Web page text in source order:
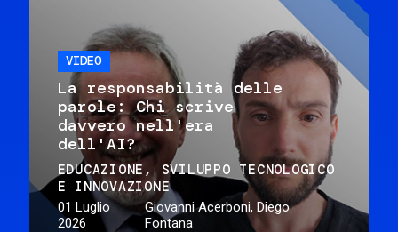
VIDEO
La responsabilità delle
parole: Chi scrive
davvero nell'era
dell'AI?
EDUCAZIONE
SVILUPPO TECNOLOGICO
E INNOVAZIONE
01 Luglio
2026
Giovanni Acerboni, Diego
Fontana